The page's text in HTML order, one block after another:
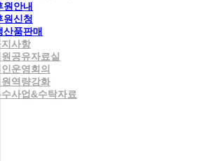
원안내
원신청
산품판매
사항
공유자료실
운영회의
역량강화
사업&수탁자료